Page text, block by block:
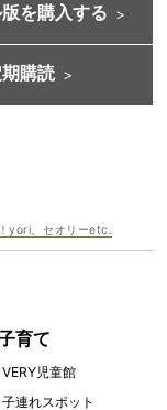
を購入する
購読
yori、セオリーetc.
育て
VERY児童館
子連れスポット